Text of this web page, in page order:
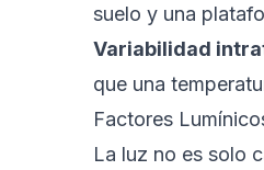
suelo y una
Variabilidad
que una
Factores
La luz no es solo